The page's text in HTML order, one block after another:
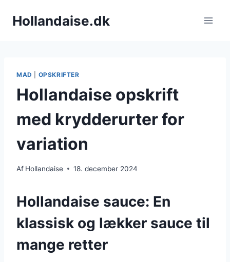
Hollandaise.dk
MAD OPSKRIFTER
Hollandaise opskrift
med krydderurter for
variation
Af Hollandaise 18. december 2024
Hollandaise sauce: En
klassisk og lækker sauce til
mange retter